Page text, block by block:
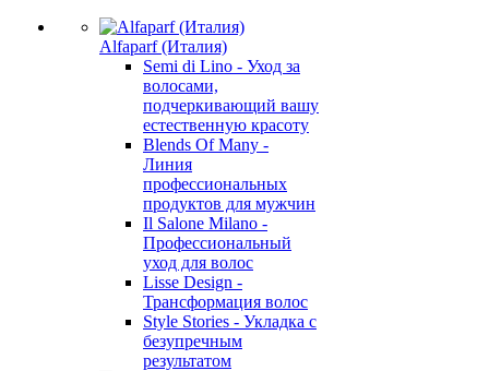
Alfaparf (Италия)
Semi di Lino - Уход за
волосами,
подчеркивающий вашу
естественную красоту
Blends Of Many -
Линия
профессиональных
продуктов для мужчин
Il Salone Milano -
Профессиональный
уход для волос
Lisse Design -
Трансформация волос
Style Stories - Укладка с
безупречным
результатом